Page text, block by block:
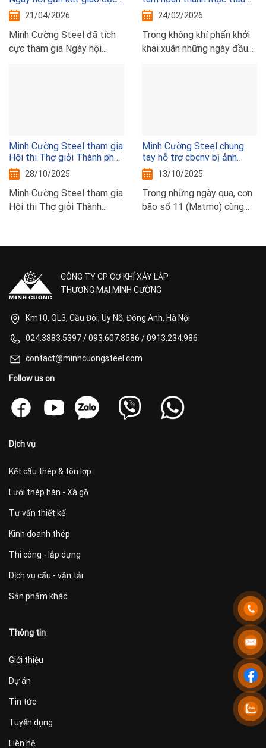
nghề nghiệp Thủ đô với thị
trường lao động năm 2026
21/04/2026
Minh Cường Steel đã tích
cực tham gia Ngày hội...
sxkd năm 2026
24/02/2026
Trong không khí phấn khởi
khai xuân những ngày đầu...
Minh Cường Steel tham gia
Hội thi Thợ giỏi Thành phố
Hà Nội năm 2025
28/10/2025
Minh Cường Steel tham gia
Hội thi Thợ giỏi Thành...
Minh Cường Steel chung
tay hỗ trợ cbcnv bị ảnh
hưởng bão lũ
13/10/2025
Trong những ngày qua, cơn
bão số 11 (Matmo) cùng...
CÔNG TY CP CƠ KHÍ XÂY LẮP
THƯƠNG MẠI MINH CƯỜNG
Km10, QL3, Cầu Đôi, Uy Nỗ, Đông Anh, Hà Nội
024.3883.5397/093.607.8586 /0913.234.986
contact@minhcuongsteel.com
Follow us on
Dịch vụ
Kết cấu thép & tôn lợp
Lưới thép hàn - Xà gồ
Tư vấn thiết kế
Kinh doanh thép
Thi công - lắp dựng
Dịch vụ cẩu - vận tải
Sản phẩm khác
Thông tin
Giới thiệu
Dự án
Tin tức
Tuyển dụng
Liên hệ